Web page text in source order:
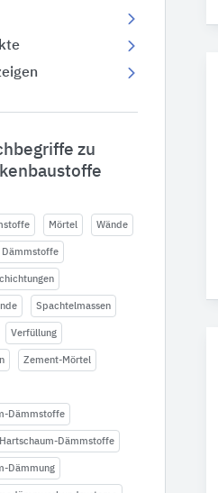
zu
Mörtel Wände
Dämmstoffe
Spachtelmassen
Verfüllung
Zement-Mörtel
Dämmstoffe
Hartschaum-Dämmstoffe
Dämmung